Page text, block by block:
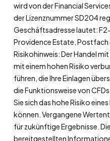
wird von der Financial
der Lizenznummer SD204
Geschäftsadresse lautet:
Providence Estate, Postfach
Risikohinweis: Der Handel
mit einem hohen Risiko
führen, die Ihre Einlagen
die Funktionsweise von
Sie sich das hohe Risiko
können. Vergangene
für zukünftige Ergebnisse.
bereitgestellten